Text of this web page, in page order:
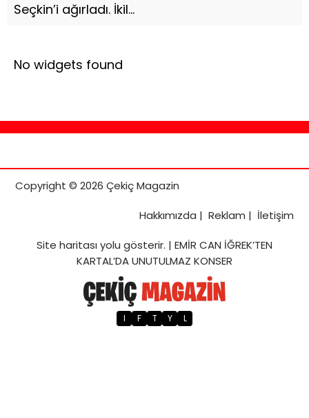
Seçkin’i ağırladı. İkil...
No widgets found
Copyright © 2026 Çekiç Magazin
Hakkımızda | Reklam | İletişim
Site haritasıyolu gösterir. | EMİR CAN İĞREK’TEN
KARTAL’DA UNUTULMAZ KONSER
I F T Y L